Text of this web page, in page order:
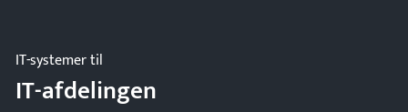
IT-systemer til
IT-afdelingen